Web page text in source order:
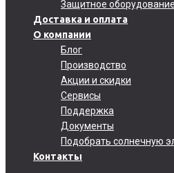
Защитное
Доставка и оплата
О компании
Блог
Производство
Акции и скидки
Сервисы
Поддержка
Документы
Подобрать солнечную
Контакты